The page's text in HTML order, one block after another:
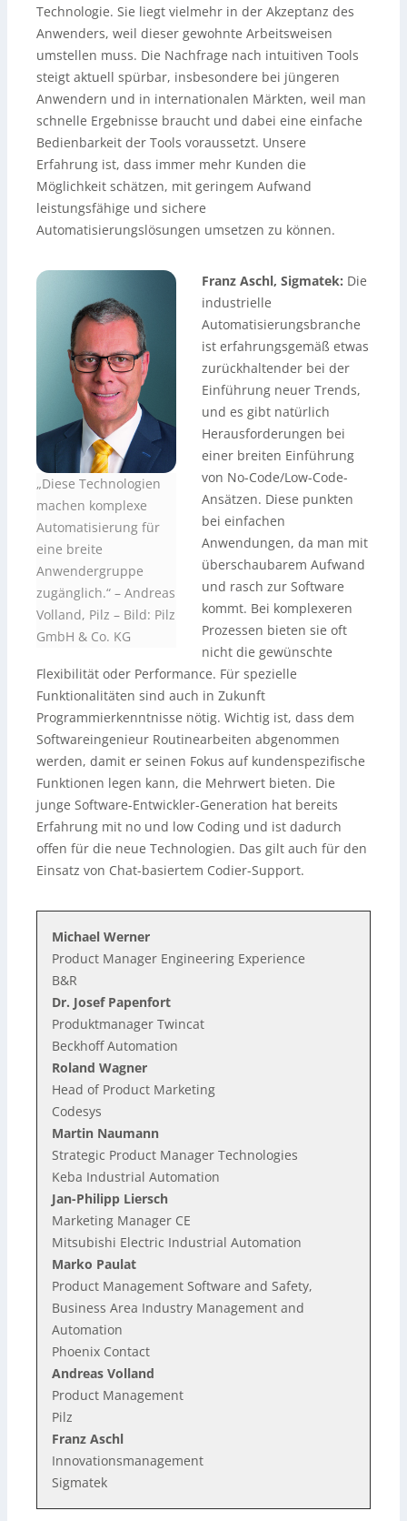
Technologie. Sie liegt vielmehr in der Akzeptanz des
Anwenders, weil dieser gewohnte Arbeitsweisen
umstellen muss. Die Nachfrage nach intuitiven Tools
steigt aktuell spürbar, insbesondere bei jüngeren
Anwendern und in internationalen Märkten, weil man
schnelle Ergebnisse braucht und dabei eine einfache
Bedienbarkeit der Tools voraussetzt. Unsere
Erfahrung ist, dass immer mehr Kunden die
Möglichkeit schätzen, mit geringem Aufwand
leistungsfähige und sichere
Automatisierungslösungen umsetzen zu können.
„Diese Technologien
machen komplexe
Automatisierung für
eine breite
Anwendergruppe
zugänglich.“ – Andreas
Volland, Pilz – Bild: Pilz
GmbH & Co. KG
Franz Aschl, Sigmatek: Die
industrielle
Automatisierungsbranche
ist erfahrungsgemäß etwas
zurückhaltender bei der
Einführung neuer Trends,
und es gibt natürlich
Herausforderungen bei
einer breiten Einführung
von No-Code/Low-Code-
Ansätzen. Diese punkten
bei einfachen
Anwendungen, da man mit
überschaubarem Aufwand
und rasch zur Software
kommt. Bei komplexeren
Prozessen bieten sie oft
nicht die gewünschte
Flexibilität oder Performance. Für spezielle
Funktionalitäten sind auch in Zukunft
Programmierkenntnisse nötig. Wichtig ist, dass dem
Softwareingenieur Routinearbeiten abgenommen
werden, damit er seinen Fokus auf kundenspezifische
Funktionen legen kann, die Mehrwert bieten. Die
junge Software-Entwickler-Generation hat bereits
Erfahrung mit no und low Coding und ist dadurch
offen für die neue Technologien. Das gilt auch für den
Einsatz von Chat-basiertem Codier-Support.
Michael Werner
Product Manager Engineering Experience
B&R
Dr. Josef Papenfort
Produktmanager Twincat
Beckhoff Automation
Roland Wagner
Head of Product Marketing
Codesys
Martin Naumann
Strategic Product Manager Technologies
Keba Industrial Automation
Jan-Philipp Liersch
Marketing Manager CE
Mitsubishi Electric Industrial Automation
Marko Paulat
Product Management Software and Safety,
Business Area Industry Management and
Automation
Phoenix Contact
Andreas Volland
Product Management
Pilz
Franz Aschl
Innovationsmanagement
Sigmatek